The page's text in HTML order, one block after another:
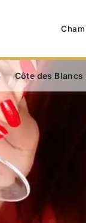
Côte des Blancs